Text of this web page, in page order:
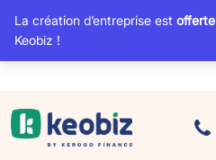
La création d’entreprise est offerte
Keobiz !
c
c
u